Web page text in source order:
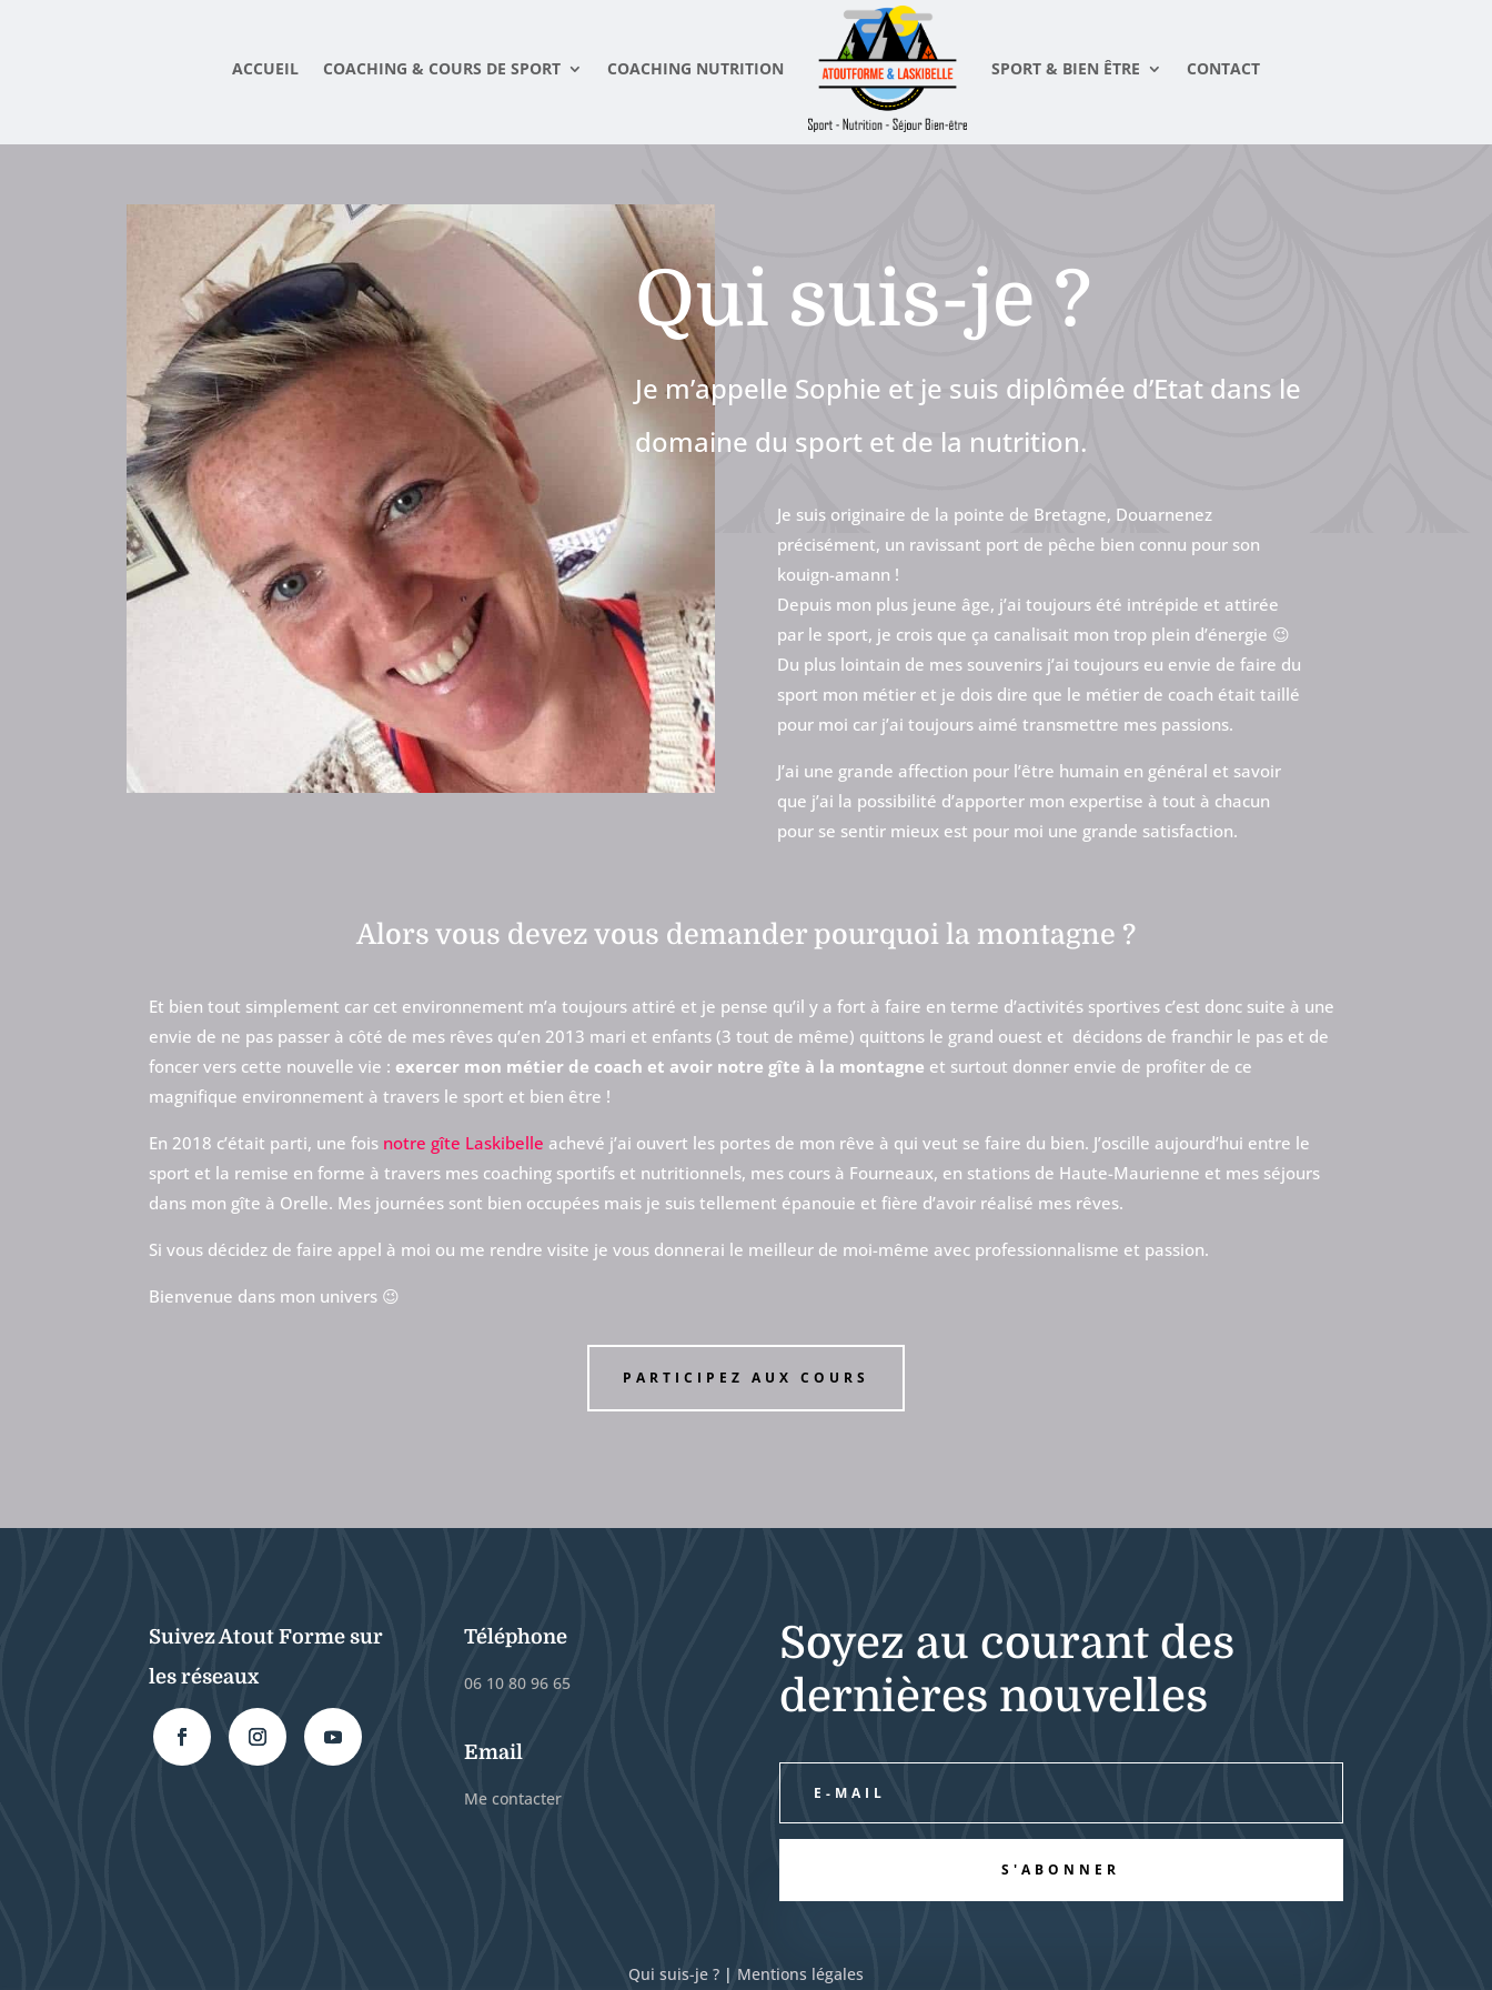
ACCUEIL COACHING & COURS DE SPORT COACHING NUTRITION SPORT & BIEN ÊTRE CONTACT
Qui suis-je ?
Je m’appelle Sophie et je suis diplômée d’Etat dans le
domaine du sport et de la nutrition.
Je suis originaire de la pointe de Bretagne, Douarnenez
précisément, un ravissant port de pêche bien connu pour son
kouign-amann !
Depuis mon plus jeune âge, j’ai toujours été intrépide et attirée
par le sport, je crois que ça canalisait mon trop plein d’énergie 😉
Du plus lointain de mes souvenirs j’ai toujours eu envie de faire du
sport mon métier et je dois dire que le métier de coach était taillé
pour moi car j’ai toujours aimé transmettre mes passions.
J’ai une grande affection pour l’être humain en général et savoir
que j’ai la possibilité d’apporter mon expertise à tout à chacun
pour se sentir mieux est pour moi une grande satisfaction.
Alors vous devez vous demander pourquoi la montagne ?
Et bien tout simplement car cet environnement m’a toujours attiré et je pense qu’il y a fort à faire en terme d’activités sportives c’est donc suite à une
envie de ne pas passer à côté de mes rêves qu’en 2013 mari et enfants (3 tout de même) quittons le grand ouest et décidons de franchir le pas et de
foncer vers cette nouvelle vie : exercer mon métier de coach et avoir notre gîte à la montagne et surtout donner envie de profiter de ce
magnifique environnement à travers le sport et bien être !
En 2018 c’était parti, une fois notre gîte Laskibelle achevé j’ai ouvert les portes de mon rêve à qui veut se faire du bien. J’oscille aujourd’hui entre le
sport et la remise en forme à travers mes coaching sportifs et nutritionnels, mes cours à Fourneaux, en stations de Haute-Maurienne et mes séjours
dans mon gîte à Orelle. Mes journées sont bien occupées mais je suis tellement épanouie et fière d’avoir réalisé mes rêves.
Si vous décidez de faire appel à moi ou me rendre visite je vous donnerai le meilleur de moi-même avec professionnalisme et passion.
Bienvenue dans mon univers 😉
PARTICIPEZ AUX COURS
Suivez Atout Forme sur
les réseaux
Téléphone
06 10 80 96 65
Email
Me contacter
Soyez au courant des
dernières nouvelles
S'ABONNER
Qui suis-je ? | Mentions légales